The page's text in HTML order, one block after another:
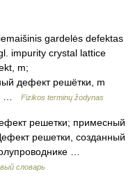
gardelės defektas
impurity crystal lattice
m;
дефект решётки, m
…
Fizikos terminų žodynas
решетки; примесный
решетки, созданный
…
словарь